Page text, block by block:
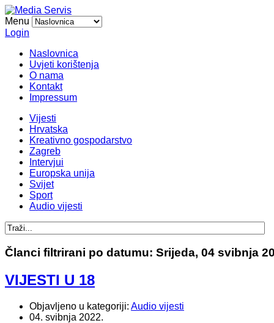
Menu
Login
Naslovnica
Uvjeti korištenja
O nama
Kontakt
Impressum
Vijesti
Hrvatska
Kreativno gospodarstvo
Zagreb
Intervjui
Europska unija
Svijet
Sport
Audio vijesti
Članci filtrirani po datumu: Srijeda, 04 svibnja
VIJESTI U 18
Objavljeno u kategoriji: Audio vijesti
04. svibnja 2022.